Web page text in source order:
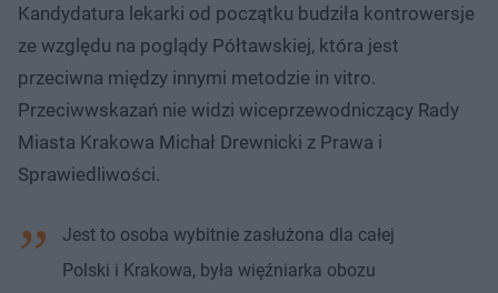
Kandydatura lekarki od początku budziła kontrowersje
ze względu na poglądy Półtawskiej, która jest
przeciwna między innymi metodzie in vitro.
Przeciwwskazań nie widzi wiceprzewodniczący Rady
Miasta Krakowa Michał Drewnicki z Prawa i
Sprawiedliwości.
Jest to osoba wybitnie zasłużona dla całej
Polski i Krakowa, była więźniarka obozu